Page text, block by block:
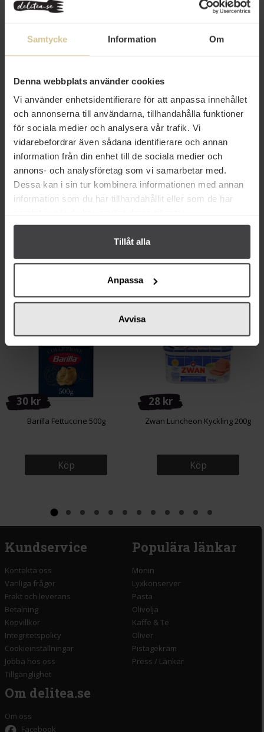
Samtycke Information Om
Denna webbplats använder cookies
Vi använder enhetsidentifierare för att anpassa innehållet
och annonserna till användarna, tillhandahålla funktioner
för sociala medier och analysera vår trafik. Vi
vidarebefordrar även sådana identifierare och annan
information från din enhet till de sociala medier och
annons- och analysföretag som vi samarbetar med.
Dessa kan i sin tur kombinera informationen med annan
information som du har tillhandahållit eller som de har
Tillåt alla
Anpassa
Avvisa
Relaterade varor
33 kr
Plivit Delikatessgurka Cornichons
650g
18 kr
Argeta Kycklingpastej Original 95g
Andra köper även
30 kr
Barilla Fettuccine 500g
Köp
28 kr
Zwan Luncheon Kyckling 200g
Köp
Kundservice
Kontakta oss
Vanliga frågor
Frakt och leverans
Betalning
Köpvillkor
Integritetspolicy
Cookieinställningar
Jobba hos oss
Tillgänglighet
Populära länkar
Monin
Lyxkonserver
Pasta
Olivolja
Kaffe & Te
Oliver
Pistagekräm
Press / Länkar
Om delitea.se
Om oss
Facebook